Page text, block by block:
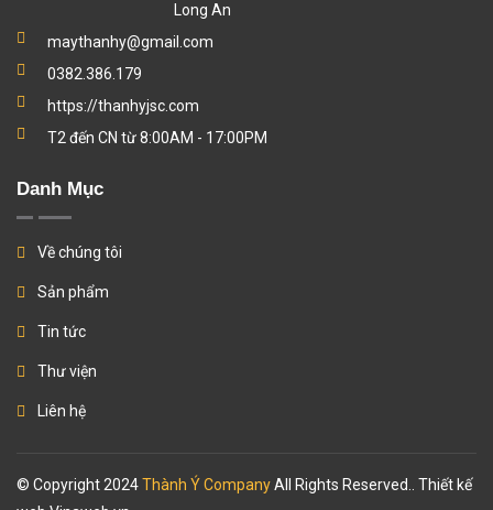
Long An
maythanhy@gmail.com
0382.386.179
https://thanhyjsc.com
T2 đến CN từ 8:00AM - 17:00PM
Danh Mục
Về chúng tôi
Sản phẩm
Tin tức
Thư viện
Liên hệ
© Copyright 2024Thành Ý CompanyAll Rights Reserved.. Thiết kế